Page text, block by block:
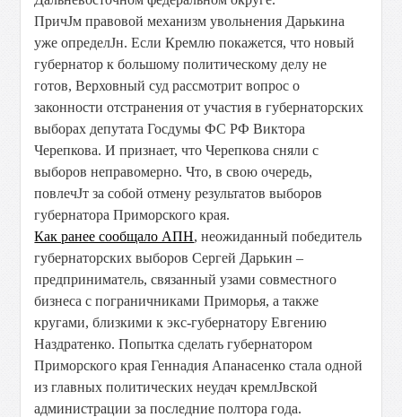
ПричЈм правовой механизм увольнения Дарькина
уже определЈн. Если Кремлю покажется, что новый
губернатор к большому политическому делу не
готов, Верховный суд рассмотрит вопрос о
законности отстранения от участия в губернаторских
выборах депутата Госдумы ФС РФ Виктора
Черепкова. И признает, что Черепкова сняли с
выборов неправомерно. Что, в свою очередь,
повлечЈт за собой отмену результатов выборов
губернатора Приморского края.
Как ранее сообщало АПН, неожиданный победитель
губернаторских выборов Сергей Дарькин –
предприниматель, связанный узами совместного
бизнеса с пограничниками Приморья, а также
кругами, близкими к экс-губернатору Евгению
Наздратенко. Попытка сделать губернатором
Приморского края Геннадия Апанасенко стала одной
из главных политических неудач кремлЈвской
администрации за последние полтора года.